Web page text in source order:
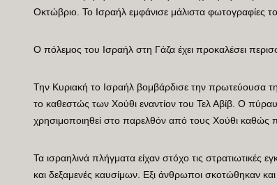
Οκτώβριο. Το Ισραήλ εμφάνισε μάλιστα φωτογραφίες
Ο πόλεμος του Ισραήλ στη Γάζα έχει προκαλέσει
Την Κυριακή το Ισραήλ βομβάρδισε την πρωτεύουσα
το καθεστώς των Χούθι εναντίον του Τελ Αβίβ. Ο
χρησιμοποιηθεί στο παρελθόν από τους Χούθι καθώς
Τα ισραηλινά πλήγματα είχαν στόχο τις
και δεξαμενές καυσίμων. Εξι άνθρωποι σκοτώθηκαν